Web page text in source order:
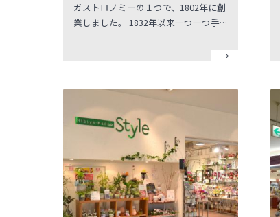
ガストロノミーの１つで、1802年に創
業しました。 1832年以来一つ一つ手
シャリテマカロンや、ダロワイヨ発祥
カリーも多数取り揃えております。